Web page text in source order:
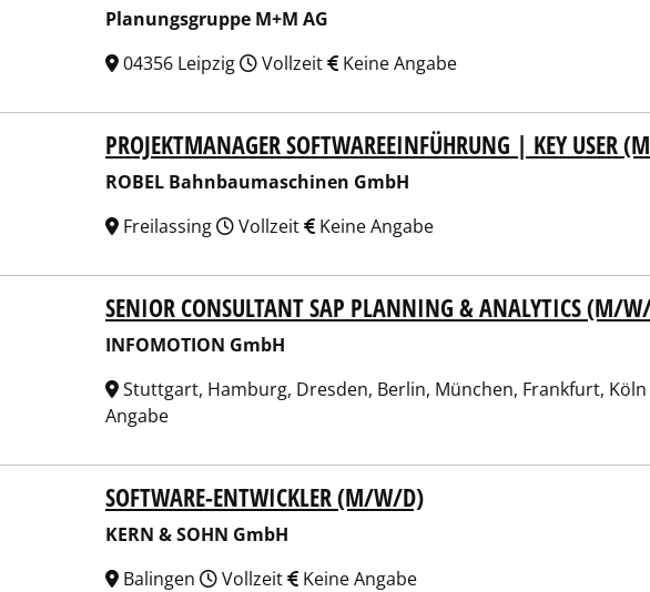
Planungsgruppe M+M AG
04356 Leipzig
Vollzeit Keine Angabe
Bahnbaumaschinen GmbH
PROJEKTMANAGER SOFTWAREEINFÜHRUNG | KEY USER
ROBEL Bahnbaumaschinen GmbH
Freilassing
Vollzeit Keine Angabe
GmbHSENIOR CONSULTANT SAP PLANNING & ANALYTICS (M/
INFOMOTION GmbH
Stuttgart, Hamburg, Dresden, Berlin, München, Frankfurt, Köln
Angabe
& SOHN GmbHSOFTWARE-ENTWICKLER (M/W/D)
KERN & SOHN GmbH
Balingen
Vollzeit Keine Angabe